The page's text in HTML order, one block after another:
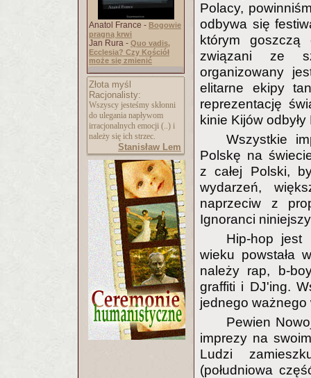
Anatol France - Bogowie
pragną krwi
Jan Rura - Quo vadis,
Ecclesia? Czy Kościół
może się zmienić
Złota myśl
Racjonalisty:
Wszyscy jesteśmy skłonni
do ulegania napływom
irracjonalnych emocji (..) i
należy się ich strzec.
Stanisław Lem
Polacy,
odbywa się
którym goszczą
związani ze
organizowany
elitarne ekipy
reprezentację
kinie Kijów
Wszystkie
Polskę na
z całej Polski,
wydarzeń,
naprzeciw z
Ignoranci
Hip-hop jest
wieku powstała
należy rap, b-
graffiti i DJ'ing.
jednego ważnego
Pewien
imprezy na
Ludzi
(południowa